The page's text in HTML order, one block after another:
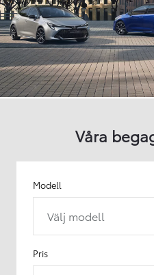
Våra
Modell
Välj modell
Pris